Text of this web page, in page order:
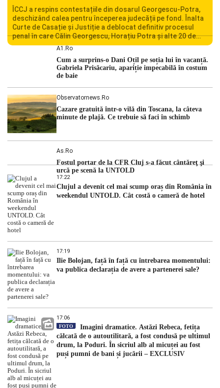
ÎCCJ a respins contestațiile din dosarul Georgescu-Potra,
deschizând calea pentru începerea judecății pe fond. Înalta
Curte de Casație și Justiție a deblocat definitiv procesul
penal în care Călin Georgescu, Horațiu Potra și alte 20 de
persoane sunt acuzați de acțiuni îndreptate împotriva
judecătorii de la instanța supremă au […]
A1.ro
Cum a surprins-o Dani Oțil pe soția lui în vacanță.
Gabriela Prisăcariu, apariție impecabilă în costum
de baie
Observatornews.ro
Cazare gratuită într-o vilă din Toscana, la câteva
minute de plajă. Ce trebuie să faci în schimb
As.ro
Fostul portar de la CFR Cluj s-a făcut cântăreţ şi
urcă pe scenă la UNTOLD
17:22
Clujul a devenit cel mai scump oraș din România în
weekendul UNTOLD. Cât costă o cameră de hotel
17:19
Ilie Bolojan, față în față cu întrebarea momentului:
va publica declarația de avere a partenerei sale?
17:06
FOTO
Imagini dramatice. Astăzi Rebeca, fetița
călcată de o autoutilitară, a fost condusă pe ultimul
drum, la Poduri. În sicriul alb al micuței au fost
puși pumni de bani și jucării – EXCLUSIV